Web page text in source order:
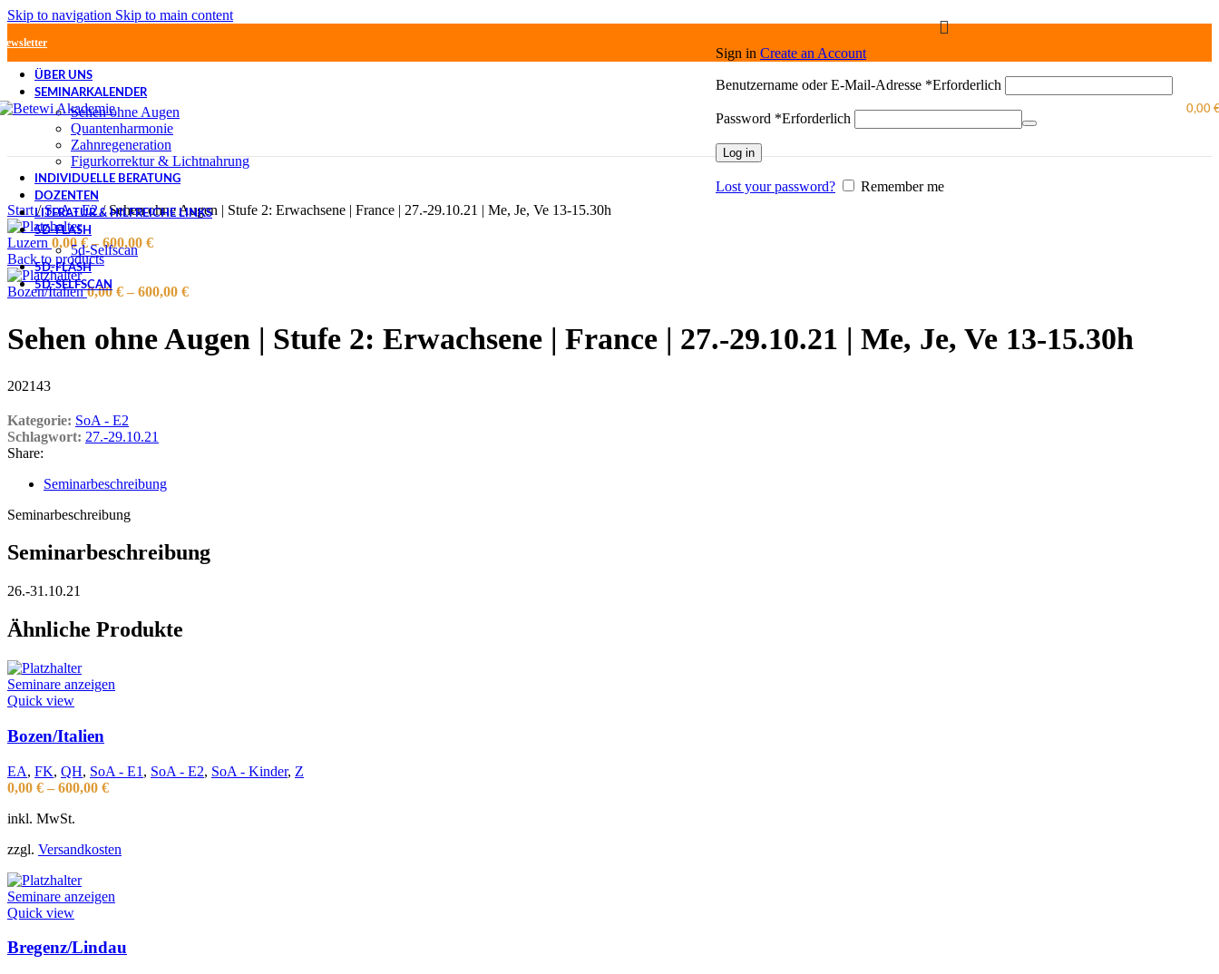
Skip to navigation Skip to main content
Sign in Create an Account
Benutzername oder E-Mail-Adresse *Erforderlich
Password *Erforderlich
Log in
Lost your password? Remember me
0,00
ÜBER UNS
SEMINARKALENDER
Sehen ohne Augen
Quantenharmonie
Zahnregeneration
Figurkorrektur & Lichtnahrung
INDIVIDUELLE BERATUNG
DOZENTEN
LITERATUR & HILFREICHE LINKS
5D-FLASH
5d-Selfscan
5D-FLASH
5D-SELFSCAN
Start/ SoA - E2/ Sehen ohne Augen | Stufe 2: Erwachsene | France | 27.-29.10.21 | Me, Je, Ve 13-15.30h
Luzern 0,00 €– 600,00 €
Back to products
Bozen/Italien0,00 € – 600,00 €
Sehen ohne Augen | Stufe 2: Erwachsene | France | 27.-29.10.21 | Me, Je, Ve 13-15.30h
202143
Kategorie: SoA - E2
Schlagwort: 27.-29.10.21
Share:
Seminarbeschreibung
Seminarbeschreibung
Seminarbeschreibung
26.-31.10.21
Ähnliche Produkte
Seminare anzeigen
Quick view
Bozen/Italien
EA, FK, QH, SoA - E1 , SoA - E2, SoA - Kinder, Z
0,00 € – 600,00 €
inkl. MwSt.
zzgl. Versandkosten
Seminare anzeigen
Quick view
Bregenz/Lindau